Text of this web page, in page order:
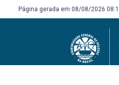
Página gerada em 08/08/2026